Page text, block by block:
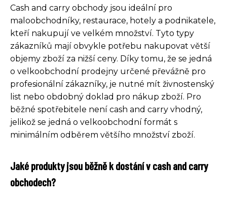
Cash and carry obchody jsou ideální pro
maloobchodníky, restaurace, hotely a podnikatele,
kteří nakupují ve velkém množství. Tyto typy
zákazníků mají obvykle potřebu nakupovat větší
objemy zboží za nižší ceny. Díky tomu, že se jedná
o velkoobchodní prodejny určené převážně pro
profesionální zákazníky, je nutné mít živnostenský
list nebo obdobný doklad pro nákup zboží. Pro
běžné spotřebitele není cash and carry vhodný,
jelikož se jedná o velkoobchodní formát s
minimálním odběrem většího množství zboží.
Jaké produkty jsou běžně k dostání v cash and carry
obchodech?